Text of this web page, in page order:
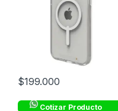
$199.000
Cotizar Producto